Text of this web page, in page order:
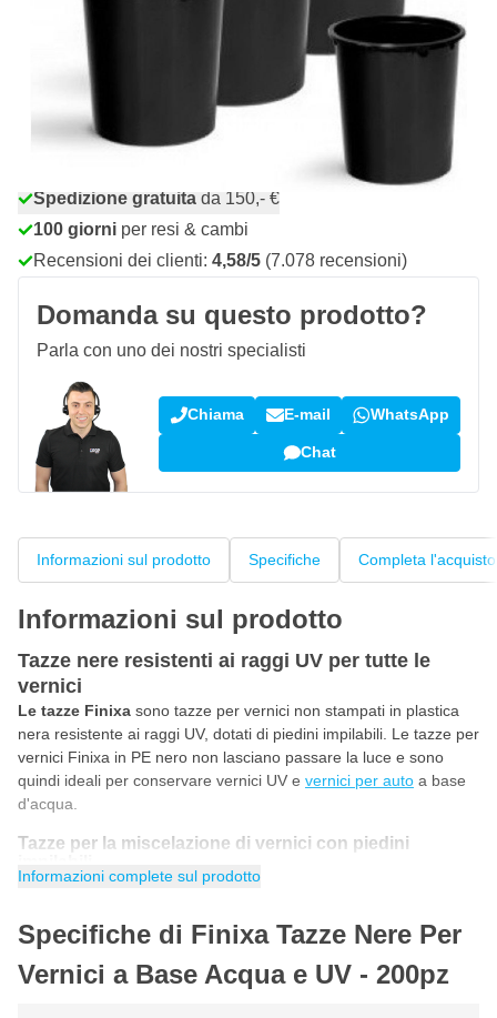
33
Aggiungi al Carrello
spedito domani
Spedizione gratuita da 150,- €
100 giorni per resi & cambi
Recensioni dei clienti: 4,58/5 (7.078 recensioni)
Domanda su questo prodotto?
Parla con uno dei nostri specialisti
Chiama E-mail WhatsApp
Chat
Informazioni sul prodotto Specifiche Completa l'acquisto
Informazioni sul prodotto
Tazze nere resistenti ai raggi UV per tutte le
vernici
Le tazze Finixa sono tazze per vernici non stampati in plastica
nera resistente ai raggi UV, dotati di piedini impilabili. Le tazze per
vernici Finixa in PE nero non lasciano passare la luce e sono
quindi ideali per conservare vernici UV e vernici per auto a base
d'acqua.
Tazze per la miscelazione di vernici con piedini
Queste tazze per la miscelazione di vernici nere sono dotate di
impedire il trasferimento del freddo per evitare che la
temperatura influisca sull'azione della vernice.
Tazze di miscelazione per vernici a base d'acqua
Informazioni complete sul prodotto
Specifiche di Finixa Tazze Nere Per
Vernici a Base Acqua e UV - 200pz